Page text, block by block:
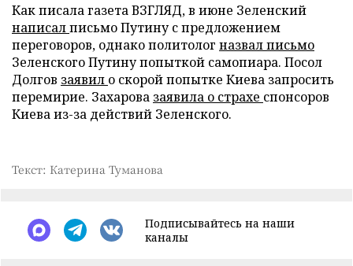
Как писала газета ВЗГЛЯД, в июне Зеленский
написалписьмо Путину с предложением
переговоров, однако политолог назвал письмо
Зеленского Путину попыткой самопиара. Посол
Долгов заявил о скорой попытке Киева запросить
перемирие. Захарова заявила о страхе спонсоров
Киева из-за действий Зеленского.
Текст: Катерина Туманова
Подписывайтесь на наши
каналы